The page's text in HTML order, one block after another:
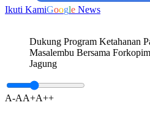
Ikuti KamiGoogle News
Dukung Program Ketahanan
Masalembu Bersama
Jagung
A-AA+A++